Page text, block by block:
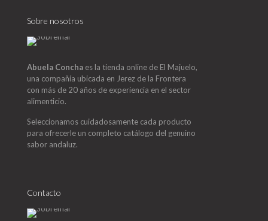
Sobre nosotros
Abuela Concha es la tienda online de El Majuelo,
una compañía ubicada en Jerez de la Frontera
con más de 20 años de experiencia en el sector
alimenticio.
Seleccionamos cuidadosamente cada producto
para ofrecerle un completo catálogo del genuino
sabor andaluz.
Contacto